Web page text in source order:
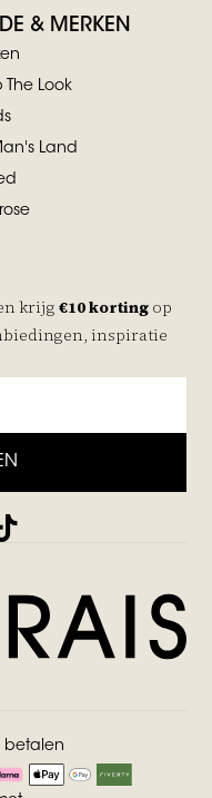
& MERKEN
The Look
Land
krijg€10 korting op
inspiratie
betalen